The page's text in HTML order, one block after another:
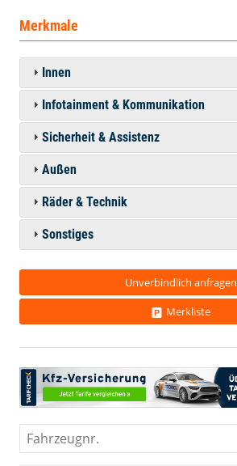
Merkmale
Innen
Infotainment & Kommunikation
Sicherheit & Assistenz
Außen
Räder & Technik
Sonstiges
Unverbindlich anfragen
Merkliste
Fahrzeugnr.